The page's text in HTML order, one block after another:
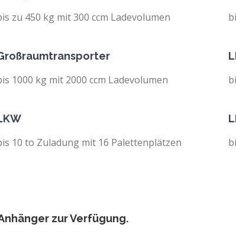
zu 450 kg mit 300 ccm Ladevolumen
1000 kg mit 2000 ccm Ladevolumen
10 to Zuladung mit 16 Palettenplätzen
zur Verfügung.